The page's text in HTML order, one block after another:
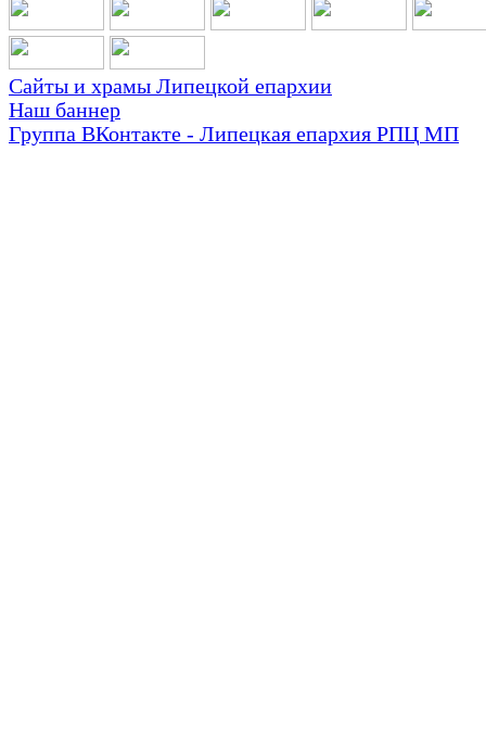
Сайты и храмы Липецкой епархии
Наш баннер
Группа ВКонтакте - Липецкая епархия РПЦ МП